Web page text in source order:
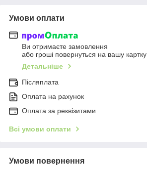
Умови оплати
Ви отримаєте замовлення
або гроші повернуться на вашу картку
Детальніше
Післяплата
Оплата на рахунок
Оплата за реквізитами
Всі умови оплати
Умови повернення